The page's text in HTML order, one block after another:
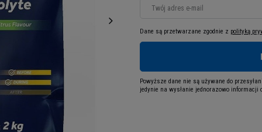
Twój adres e-mail
Dane są przetwarzane zgodnie z polityką
Powyższe dane nie są używane do
jedynie na wysłanie jednorazowo informacji